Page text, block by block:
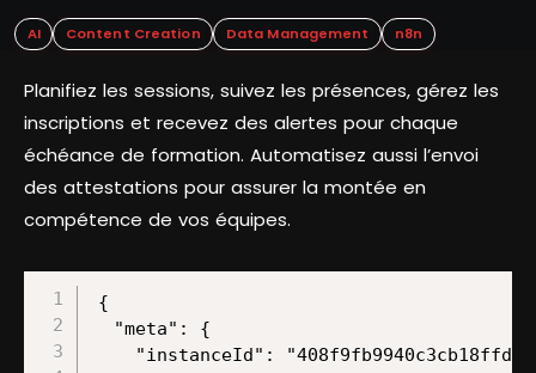
AI Content Creation Data Management n8n
Planifiez les sessions, suivez les présences, gérez les
inscriptions et recevez des alertes pour chaque
échéance de formation. Automatisez aussi l’envoi
des attestations pour assurer la montée en
compétence de vos équipes.
{
  "meta": {
"instanceId":